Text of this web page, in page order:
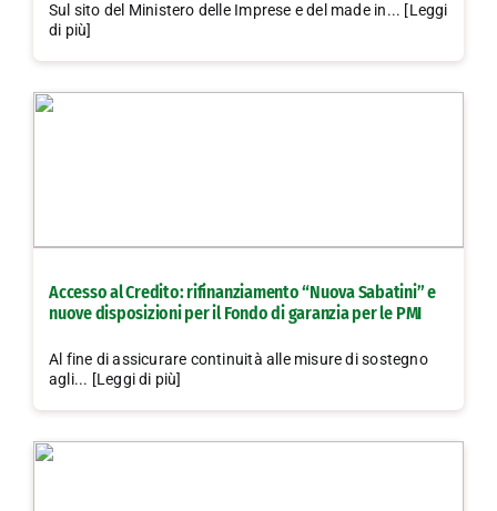
Sul sito del Ministero delle Imprese e del made in... [Leggi
di più]
Accesso al Credito: rifinanziamento “Nuova Sabatini” e
nuove disposizioni per il Fondo di garanzia per le PMI
Al fine di assicurare continuità alle misure di sostegno
agli... [Leggi di più]